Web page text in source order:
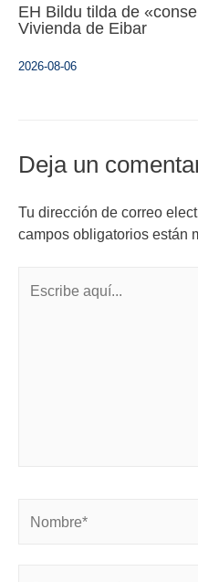
EH Bildu tilda de
Vivienda de Eibar
2026-08-06
Deja un
Tu dirección de correo
campos obligatorios están